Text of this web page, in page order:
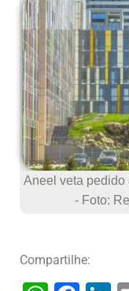
Aneel veta pedido
- Foto:
Compartilhe: